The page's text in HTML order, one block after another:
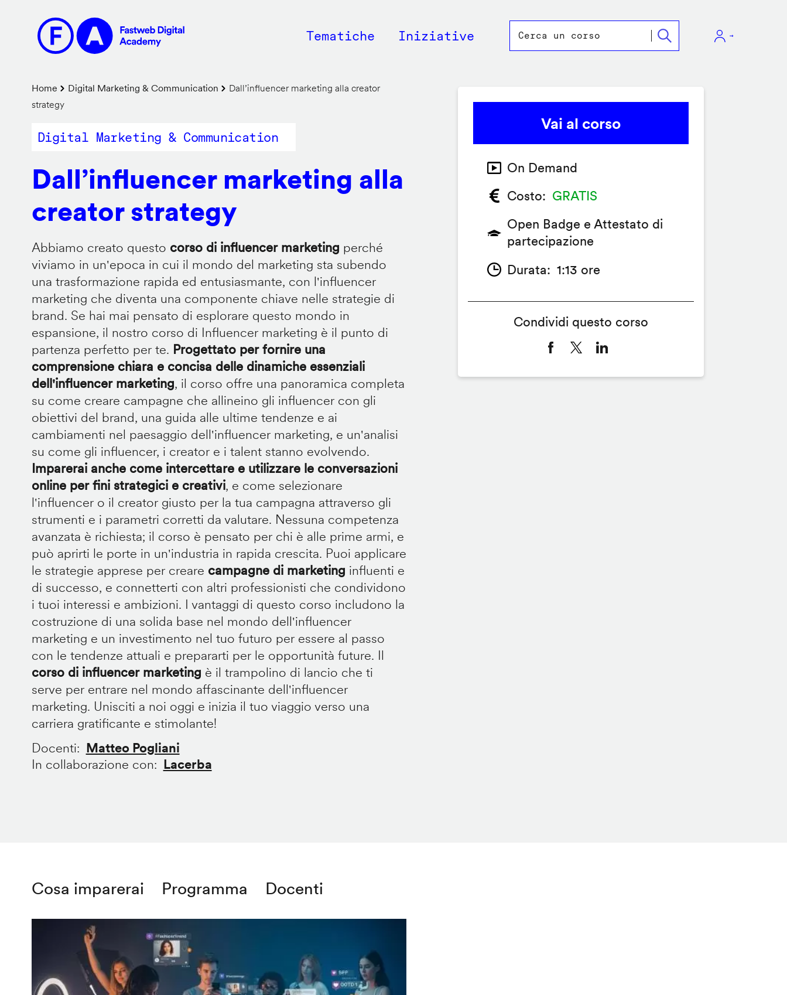
contenuto
principale
Main
Tematiche Iniziative
Briciole
di
pane
Home Digital Marketing & Communication
Dall’influencer marketing alla creator
strategy
Digital Marketing & Communication
Dall’influencer marketing alla
creator strategy
Abbiamo creato questo corso di influencer marketing perché
viviamo in un'epoca in cui il mondo del marketing sta subendo
una trasformazione rapida ed entusiasmante, con l'influencer
marketing che diventa una componente chiave nelle strategie di
brand. Se hai mai pensato di esplorare questo mondo in
espansione, il nostro corso di Influencer marketing è il punto di
partenza perfetto per te. Progettato per fornire una
comprensione chiara e concisa delle dinamiche essenziali
dell'influencer marketing, il corso offre una panoramica completa
su come creare campagne che allineino gli influencer con gli
obiettivi del brand, una guida alle ultime tendenze e ai
cambiamenti nel paesaggio dell'influencer marketing, e un'analisi
su come gli influencer, i creator e i talent stanno evolvendo.
Imparerai anche come intercettare e utilizzare le conversazioni
online per fini strategici e creativi, e come selezionare
l'influencer o il creator giusto per la tua campagna attraverso gli
strumenti e i parametri corretti da valutare. Nessuna competenza
avanzata è richiesta; il corso è pensato per chi è alle prime armi, e
può aprirti le porte in un'industria in rapida crescita. Puoi applicare
le strategie apprese per creare campagne di marketing influenti e
di successo, e connetterti con altri professionisti che condividono
i tuoi interessi e ambizioni. I vantaggi di questo corso includono la
costruzione di una solida base nel mondo dell'influencer
marketing e un investimento nel tuo futuro per essere al passo
con le tendenze attuali e prepararti per le opportunità future. Il
corso di influencer marketing è il trampolino di lancio che ti
serve per entrare nel mondo affascinante dell'influencer
marketing. Unisciti a noi oggi e inizia il tuo viaggio verso una
carriera gratificante e stimolante!
Docenti
Matteo Pogliani
In collaborazione con
Lacerba
Cosa imparerai Programma Docenti
Vai al corso
On Demand
Costo
GRATIS
Open Badge e Attestato di
partecipazione
Durata
1:13 ore
Condividi questo corso